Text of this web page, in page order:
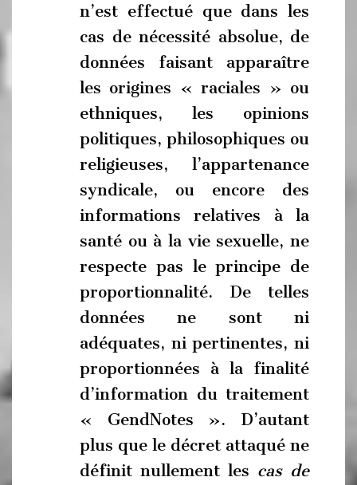
n’est effectué que dans les
cas de nécessité absolue, de
données faisant apparaître
les origines « raciales » ou
ethniques, les opinions
politiques, philosophiques ou
religieuses, l’appartenance
syndicale, ou encore des
informations relatives à la
santé ou à la vie sexuelle, ne
respecte pas le principe de
proportionnalité. De telles
données ne sont ni
adéquates, ni pertinentes, ni
proportionnées à la finalité
d’information du traitement
« GendNotes ». D’autant
plus que le décret attaqué ne
définit nullement les cas de